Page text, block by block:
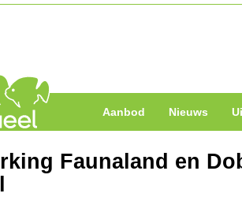
Aanbod Nieuws
Faunaland en